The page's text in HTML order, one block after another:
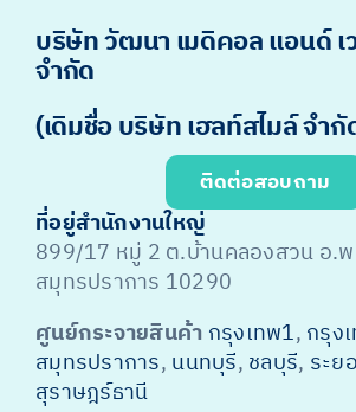
บริษัท วัฒนา เมดิคอล แอนด์ เ
จำกัด
(เดิมชื่อ บริษัท เฮลท์สไมล์ จำกั
ติดต่อสอบถาม
ที่อยู่สำนักงานใหญ่
899/17 หมู่ 2 ต.บ้านคลองสวน อ.
สมุทรปราการ 10290
ศูนย์กระจายสินค้า กรุงเทพ1, กรุง
สมุทรปราการ, นนทบุรี, ชลบุรี, ระย
สุราษฎร์ธานี